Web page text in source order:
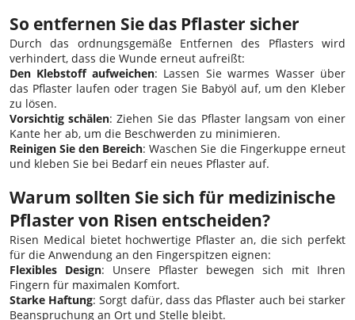
So entfernen Sie das Pflaster sicher
Durch das ordnungsgemäße Entfernen des Pflasters wird
verhindert, dass die Wunde erneut aufreißt:
Den Klebstoff aufweichen: Lassen Sie warmes Wasser über
das Pflaster laufen oder tragen Sie Babyöl auf, um den Kleber
zu lösen.
Vorsichtig schälen: Ziehen Sie das Pflaster langsam von einer
Kante her ab, um die Beschwerden zu minimieren.
Reinigen Sie den Bereich: Waschen Sie die Fingerkuppe erneut
und kleben Sie bei Bedarf ein neues Pflaster auf.
Warum sollten Sie sich für medizinische
Pflaster von Risen entscheiden?
Risen Medical bietet hochwertige Pflaster an, die sich perfekt
für die Anwendung an den Fingerspitzen eignen:
Flexibles Design: Unsere Pflaster bewegen sich mit Ihren
Fingern für maximalen Komfort.
Starke Haftung: Sorgt dafür, dass das Pflaster auch bei starker
Beanspruchung an Ort und Stelle bleibt.